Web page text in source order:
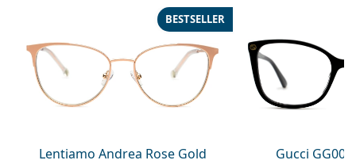
Prada
Toutes les marques
Lentiamo Andrea Rose Gold
BESTSELLER
Gucci